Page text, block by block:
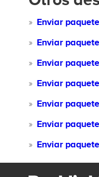
Enviar
Enviar
Enviar
Enviar
Enviar
Enviar
Enviar